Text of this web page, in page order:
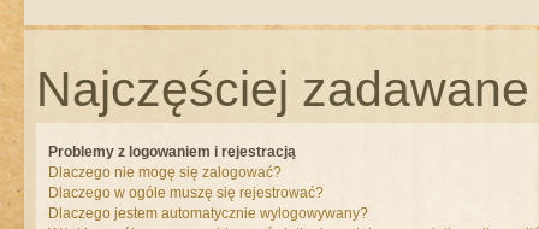
Najczęściej
Problemy z logowaniem i rejestracją
Dlaczego nie mogę się zalogować?
Dlaczego w ogóle muszę się rejestrować?
Dlaczego jestem automatycznie wylogowywany?